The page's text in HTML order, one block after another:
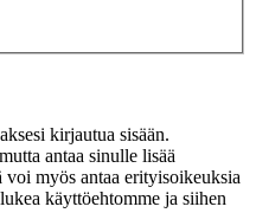
kirjautua sisään.
antaa sinulle lisää
myös antaa erityisoikeuksia
käyttöehtomme ja siihen